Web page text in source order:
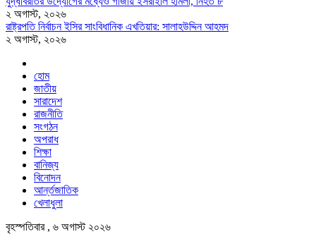
২ অগাস্ট, ২০২৬
রাষ্ট্রপতি নির্বাচন ইসির সাংবিধানিক এখতিয়ার: সালাহউদ্দিন আহমদ
২ অগাস্ট, ২০২৬
হোম
জাতীয়
সারাদেশ
রাজনীতি
সংগঠন
অপরাধ
শিক্ষা
বানিজ্য
বিনোদন
আর্ন্তজাতিক
খেলাধুলা
বৃহস্পতিবার , ৬ অগাস্ট ২০২৬